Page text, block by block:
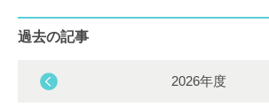
過去の記事
2026年度